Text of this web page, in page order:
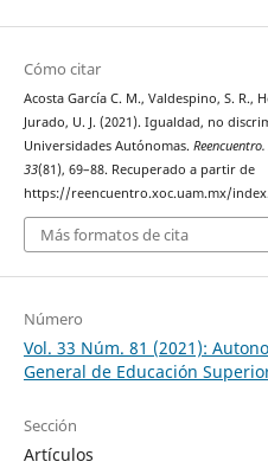
Cómo citar
Acosta García C. M., Valdespino, S. R.,
Jurado, U. J. (2021). Igualdad, no
Universidades Autónomas.
33(81), 69–88. Recuperado a partir de
https://reencuentro.xoc.uam.mx/
Más formatos de cita
Número
Vol. 33 Núm. 81 (2021):
General de Educación
Sección
Artículos